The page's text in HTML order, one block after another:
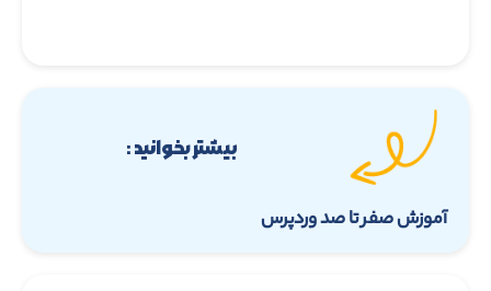
بیشتر بخوانید :
آموزش صفر تا صد وردپرس